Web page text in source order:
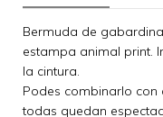
Bermuda de
estampa animal print.
la cintura.
Podes combinarlo con
todas quedan